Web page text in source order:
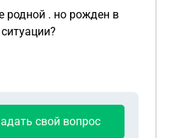
родной . но рожден в
свой вопрос